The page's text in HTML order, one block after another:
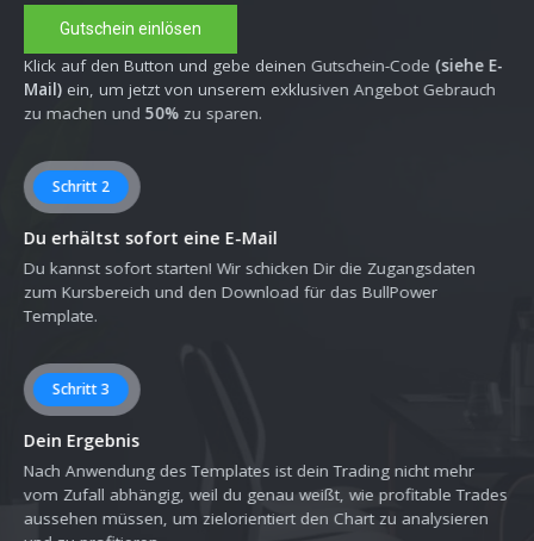
Gutschein einlösen
Klick auf den Button und gebe deinen Gutschein-Code (siehe E-
Mail)ein, um jetzt von unserem exklusiven Angebot Gebrauch
zu machen und 50%zu sparen.
Schritt 2
Du erhältst sofort eine E-Mail
Du kannst sofort starten! Wir schicken Dir die Zugangsdaten
zum Kursbereich und den Download für das BullPower
Template.
Schritt 3
Dein Ergebnis
Nach Anwendung des Templates ist dein Trading nicht mehr
vom Zufall abhängig, weil du genau weißt, wie profitable Trades
aussehen müssen, um zielorientiert den Chart zu analysieren